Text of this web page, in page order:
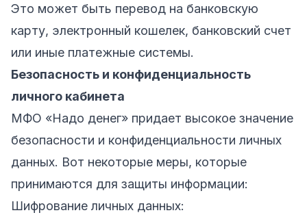
Это может быть перевод на банковскую
карту, электронный кошелек, банковский счет
или иные платежные системы.
Безопасность и конфиденциальность
личного кабинета
МФО «Надо денег» придает высокое значение
безопасности и конфиденциальности личных
данных. Вот некоторые меры, которые
принимаются для защиты информации:
Шифрование личных данных: